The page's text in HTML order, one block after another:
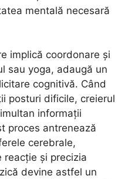
mentală necesară
implică coordonare și
sau yoga, adaugă un
cognitivă. Când
posturi dificile, creierul
informații
proces antrenează
cerebrale,
și precizia
devine astfel un